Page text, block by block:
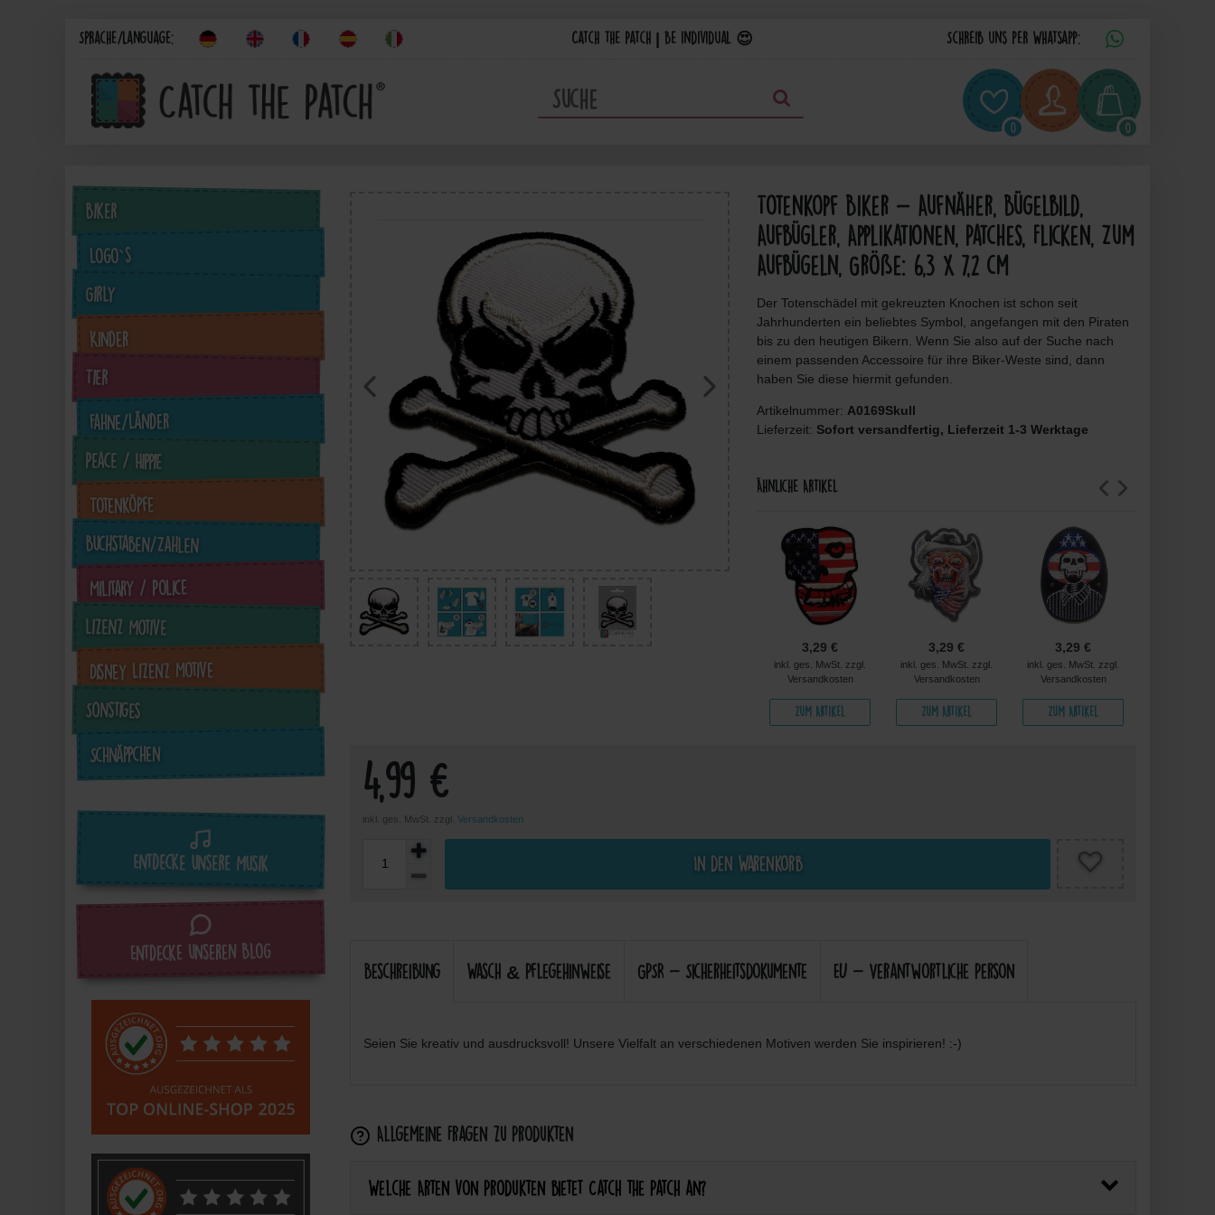
Sprache/Language: Catch the Patch | Be individual 😍 Schreib uns per Whatsapp:
0 0
Biker
Logo`s
Girly
Kinder
Tier
Fahne/Länder
Peace / Hippie
Totenköpfe
Buchstaben/Zahlen
Military / Police
Lizenz Motive
Disney Lizenz Motive
Sonstiges
Schnäppchen
Entdecke unsere Musik
Entdecke unseren Blog
Totenkopf Biker - Aufnäher, Bügelbild,
Aufbügler, Applikationen, Patches, Flicken, Zum
Aufbügeln, Größe: 6,3 x 7,2 cm
Der Totenschädel mit gekreuzten Knochen ist schon seit
Jahrhunderten ein beliebtes Symbol, angefangen mit den Piraten
bis zu den heutigen Bikern. Wenn Sie also auf der Suche nach
einem passenden Accessoire für ihre Biker-Weste sind, dann
haben Sie diese hiermit gefunden.
Artikelnummer: A0169Skull
Lieferzeit: Sofort versandfertig, Lieferzeit 1-3 Werktage
Ähnliche Artikel
4,98 €
inkl. ges. MwSt. zzgl.
Versandkosten
4,98 €
inkl. ges. MwSt. zzgl.
Versandkosten
4,98 € 3,29 €
inkl. ges. MwSt. zzgl.
Versandkosten
Zum Artikel
3,29 €
inkl. ges. MwSt. zzgl.
Versandkosten
Zum Artikel
3,29 €
inkl. ges. MwSt. zzgl.
Versandkosten
Zum Artikel
4,99 €
inkl. ges. MwSt. zzgl. Versandkosten
In den Warenkorb
Beschreibung Wasch & Pflegehinweise GPSR - Sicherheitsdokumente EU - Verantwortliche Person
Seien Sie kreativ und ausdrucksvoll! Unsere Vielfalt an verschiedenen Motiven werden Sie inspirieren! :-)
Allgemeine Fragen zu Produkten
Welche Arten von Produkten bietet Catch the Patch an?